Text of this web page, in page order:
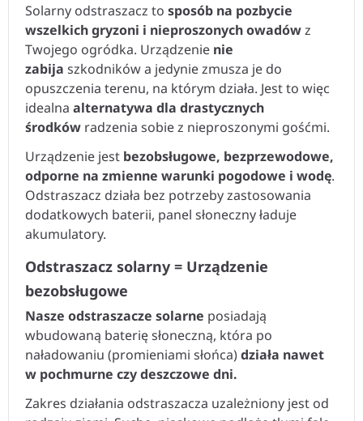
Solarny odstraszacz to sposób na pozbycie
wszelkich gryzoni i nieproszonych owadówz
Twojego ogródka. Urządzenie nie
zabija szkodników a jedynie zmusza je do
opuszczenia terenu, na którym działa. Jest to więc
idealna alternatywa dla drastycznych
środków radzenia sobie z nieproszonymi gośćmi.
Urządzenie jest bezobsługowe, bezprzewodowe,
odporne na zmienne warunki pogodowe i wodę.
Odstraszacz działa bez potrzeby zastosowania
dodatkowych baterii, panel słoneczny ładuje
akumulatory.
Odstraszacz solarny = Urządzenie
bezobsługowe
Nasze odstraszacze solarne posiadają
wbudowaną baterię słoneczną, która po
naładowaniu (promieniami słońca)działa nawet
w pochmurne czy deszczowe dni.
Zakres działania odstraszacza uzależniony jest od